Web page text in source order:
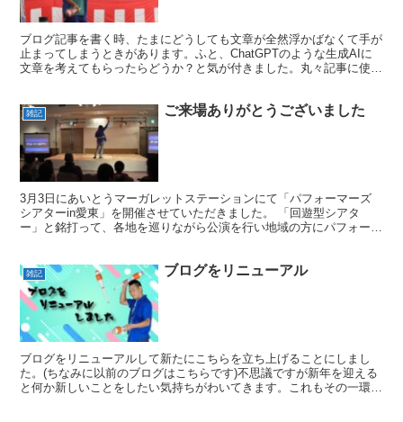
ブログ記事を書く時、たまにどうしても文章が全然浮かばなくて手が
止まってしまうときがあります。ふと、ChatGPTのような生成AIに
文章を考えてもらったらどうか？と気が付きました。丸々記事に使え
雑記 ご来場ありがとうございました
3月3日にあいとうマーガレットステーションにて「パフォーマーズ
シアターin愛東」を開催させていただきました。 「回遊型シアタ
ー」と銘打って、各地を巡りながら公演を行い地域の方にパフォーマ
雑記 ブログをリニューアル
ブログをリニューアルして新たにこちらを立ち上げることにしまし
た。(ちなみに以前のブログはこちらです)不思議ですが新年を迎える
と何か新しいことをしたい気持ちがわいてきます。これもその一環で